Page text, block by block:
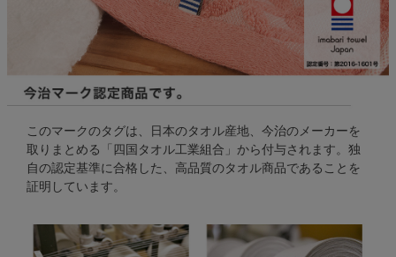
このマークのタグは、日本のタオル産地、今治のメーカーを
取りまとめる「四国タオル工業組合」から付与されます。独
自の認定基準に合格した、高品質のタオル商品であることを
証明しています。